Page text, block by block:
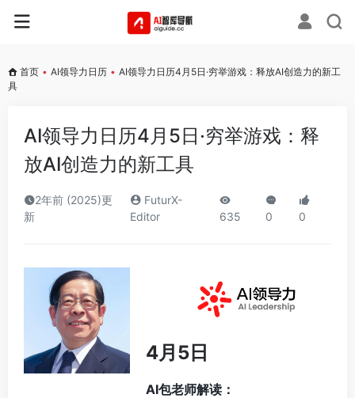
首页 • AI领导力日历 • AI领导力日历4月5日·穷举游戏：释放AI创造力的新工
具
AI领导力日历4月5日·穷举游戏：释
放AI创造力的新工具
2年前 (2025)更
新
FuturX-
Editor
635 0 0
4月5日
AI包老师解读：